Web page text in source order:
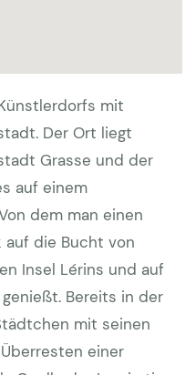
| Zwischenreinigung
incl
Person als Option |
vorhanden | Die letzt
möchte der
14 Tage
wenn noch mehrere
deshalb ein Zuschlag
nehmen wir von der
zur
mit
Der Ort liegt
Grasse und der
auf einem
dem man einen
auf die Bucht von
Insel Lérins und auf
Bereits in der
mit seinen
einer